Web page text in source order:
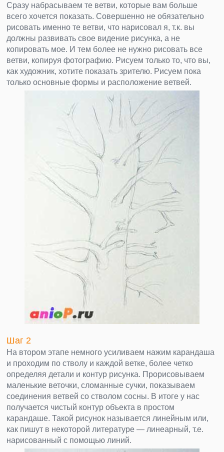
Сразу набрасываем те ветви, которые вам больше
всего хочется показать. Совершенно не обязательно
рисовать именно те ветви, что нарисовал я, т.к. вы
должны развивать свое видение рисунка, а не
копировать мое. И тем более не нужно рисовать все
ветви, копируя фотографию. Рисуем только то, что вы,
как художник, хотите показать зрителю. Рисуем пока
только основные формы и расположение ветвей.
Шаг 2
На втором этапе немного усиливаем нажим карандаша
и проходим по стволу и каждой ветке, более четко
определяя детали и контур рисунка. Прорисовываем
маленькие веточки, сломанные сучки, показываем
соединения ветвей со стволом сосны. В итоге у нас
получается чистый контур объекта в простом
карандаше. Такой рисунок называется линейным или,
как пишут в некоторой литературе — линеарный, т.е.
нарисованный с помощью линий.